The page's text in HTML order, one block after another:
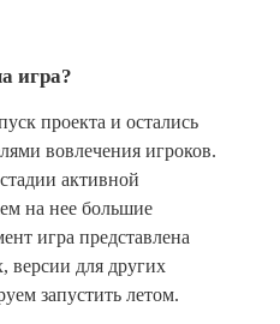
игра?
проекта и остались
вовлечения игроков.
активной
на нее большие
игра представлена
версии для других
запустить летом.